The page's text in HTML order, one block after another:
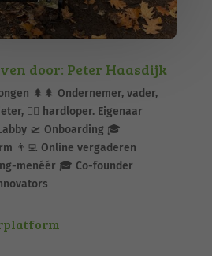
door: Peter Haasdijk
🌲🌲 Ondernemer, vader,
🏃‍♂️ hardloper. Eigenaar
🛫 Onboarding 🎓
👨‍💻 Online vergaderen
menéér 🎓 Co-founder